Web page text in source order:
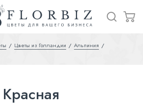
Цветы из Голландии
Альпиния